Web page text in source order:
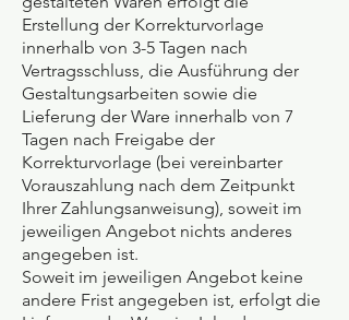
Erstellung der Korrekturvorlage
innerhalb von 3-5 Tagen nach
Vertragsschluss, die Ausführung der
Gestaltungsarbeiten sowie die
Lieferung der Ware innerhalb von 7
Tagen nach Freigabe der
Korrekturvorlage (bei vereinbarter
Vorauszahlung nach dem Zeitpunkt
Ihrer Zahlungsanweisung), soweit im
jeweiligen Angebot nichts anderes
angegeben ist.
Soweit im jeweiligen Angebot keine
andere Frist angegeben ist, erfolgt die